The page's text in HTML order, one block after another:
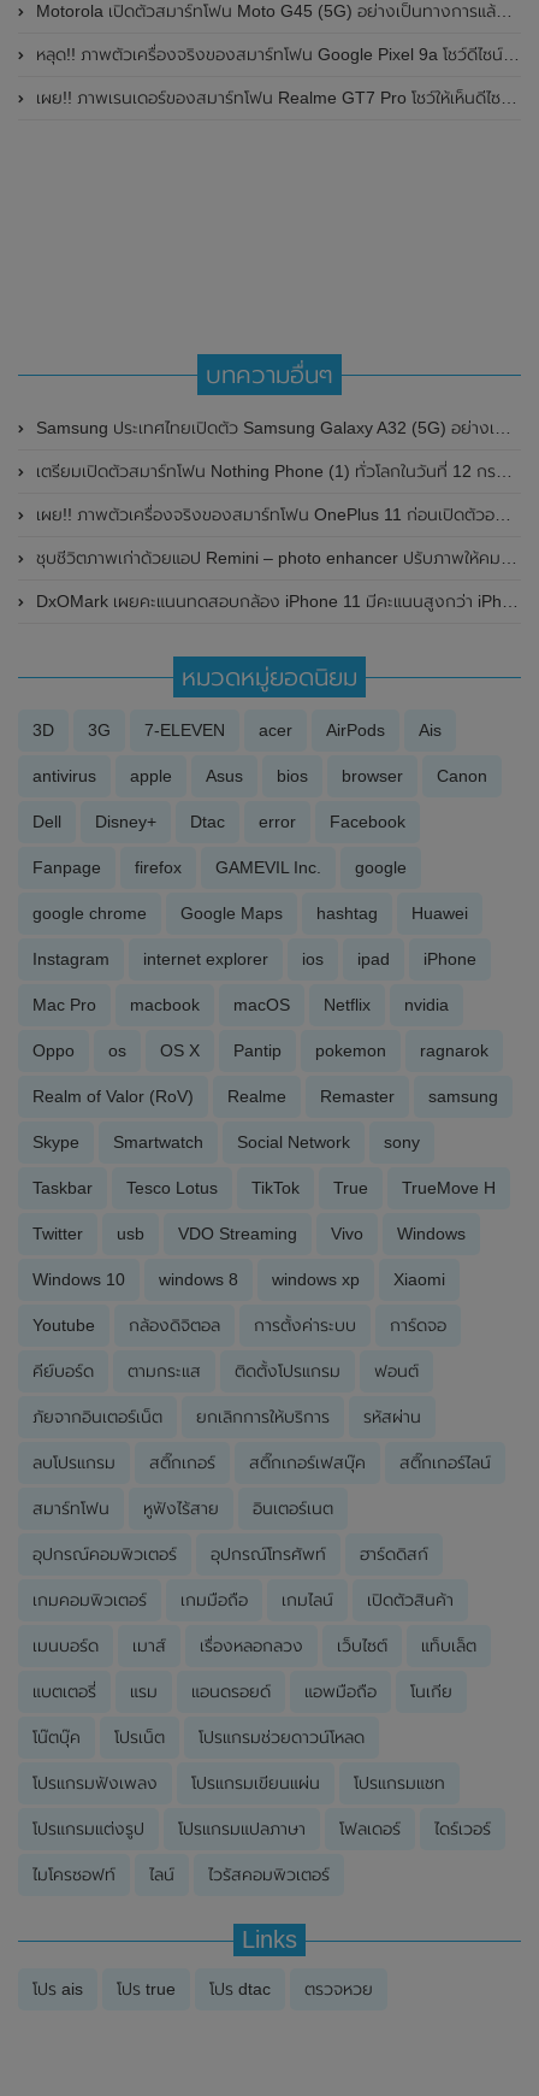
Motorola เปิดตัวสมาร์ทโฟน Moto G45 (5G) อย่างเป็นทางการแล้วในอินเดีย
หลุด!! ภาพตัวเครื่องจริงของสมาร์ทโฟน Google Pixel 9a โชว์ดีไซน์ใหม่ กล้องหลังแบนราบ ไม่มีกรอบของกล้องแล้ว
เผย!! ภาพเรนเดอร์ของสมาร์ทโฟน Realme GT7 Pro โชว์ให้เห็นดีไซน์ใหม่ พร้อมเผยรายละเอียดสเปกที่สำคัญบางส่วน
บทความอื่นๆ
Samsung ประเทศไทยเปิดตัว Samsung Galaxy A32 (5G) อย่างเป็นทางการ ในราคาเป็นมิตรไม่ถึงหมื่น
เตรียมเปิดตัวสมาร์ทโฟน Nothing Phone (1) ทั่วโลกในวันที่ 12 กรกฎาคม 2022 นี้ และได้ผ่านการรับรองจาก กสทช.ประเทศไทยแล้ว
เผย!! ภาพตัวเครื่องจริงของสมาร์ทโฟน OnePlus 11 ก่อนเปิดตัวอย่างเป็นทางการที่ประเทศจีนในวันที่ 4 มกราคม 2023 นี้
ชุบชีวิตภาพเก่าด้วยแอป Remini – photo enhancer ปรับภาพให้คมชัด เหมือนเพิ่งถ่าย
DxOMark เผยคะแนนทดสอบกล้อง iPhone 11 มีคะแนนสูงกว่า iPhone XS Max
หมวดหมู่ยอดนิยม
3D 3G 7-ELEVEN acer AirPods Ais
antivirus apple Asus bios browser Canon
Dell Disney+ Dtac error Facebook
Fanpage firefox GAMEVIL Inc. google
google chrome Google Maps hashtag Huawei
Instagram internet explorer ios ipad iPhone
Mac Pro macbook macOS Netflix nvidia
Oppo os OS X Pantip pokemon ragnarok
Realm of Valor (RoV) Realme Remaster samsung
Skype Smartwatch Social Network sony
Taskbar Tesco Lotus TikTok True TrueMove H
Twitter usb VDO Streaming Vivo Windows
Windows 10 windows 8 windows xp Xiaomi
Youtube กล้องดิจิตอล การตั้งค่าระบบ การ์ดจอ
คีย์บอร์ด ตามกระแส ติดตั้งโปรแกรม ฟอนต์
ภัยจากอินเตอร์เน็ต ยกเลิกการให้บริการ รหัสผ่าน
ลบโปรแกรม สติ๊กเกอร์ สติ๊กเกอร์เฟสบุ๊ค สติ๊กเกอร์ไลน์
สมาร์ทโฟน หูฟังไร้สาย อินเตอร์เนต
อุปกรณ์คอมพิวเตอร์ อุปกรณ์โทรศัพท์ ฮาร์ดดิสก์
เกมคอมพิวเตอร์ เกมมือถือ เกมไลน์ เปิดตัวสินค้า
เมนบอร์ด เมาส์ เรื่องหลอกลวง เว็บไซต์ แท็บเล็ต
แบตเตอรี่ แรม แอนดรอยด์ แอพมือถือ โนเกีย
โน๊ตบุ๊ค โปรเน็ต โปรแกรมช่วยดาวน์โหลด
โปรแกรมฟังเพลง โปรแกรมเขียนแผ่น โปรแกรมแชท
โปรแกรมแต่งรูป โปรแกรมแปลภาษา โฟลเดอร์ ไดร์เวอร์
ไมโครซอฟท์ ไลน์ ไวรัสคอมพิวเตอร์
Links
โปร ais โปร true โปร dtac ตรวจหวย